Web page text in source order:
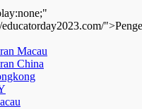
Macau
China